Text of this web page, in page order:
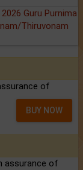
Guru Purnima
Thiruvonam
of
BUY NOW
assurance of